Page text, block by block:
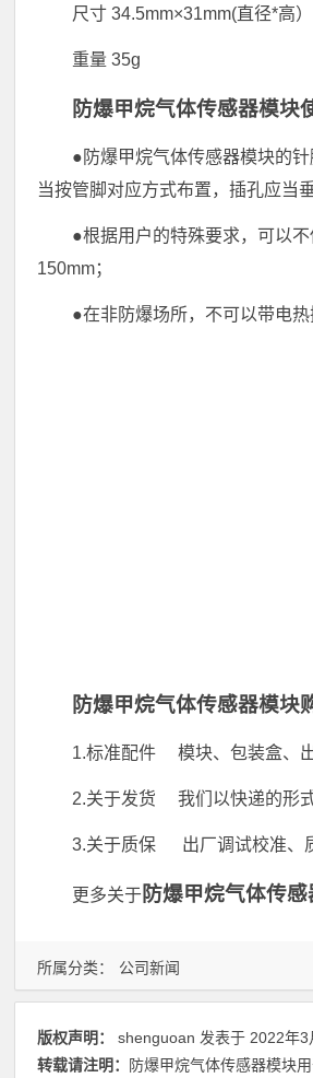
尺寸 34.5mm×31mm(直径*高）
重量 35g
防爆甲烷气体传感器模块
●防爆甲烷气体传感器模块的
当按管脚对应方式布置，插孔应当
●根据用户的特殊要求，可以
150mm；
●在非防爆场所，不可以带电
防爆甲烷气体传感器模块
1.标准配件 模块、包装盒、
2.关于发货 我们以快递的形式
3.关于质保 出厂调试校准、
更多关于防爆甲烷气体传
所属分类： 公司新闻
版权声明： shenguoan 发表于 2022年3
转载请注明： 防爆甲烷气体传感器模块